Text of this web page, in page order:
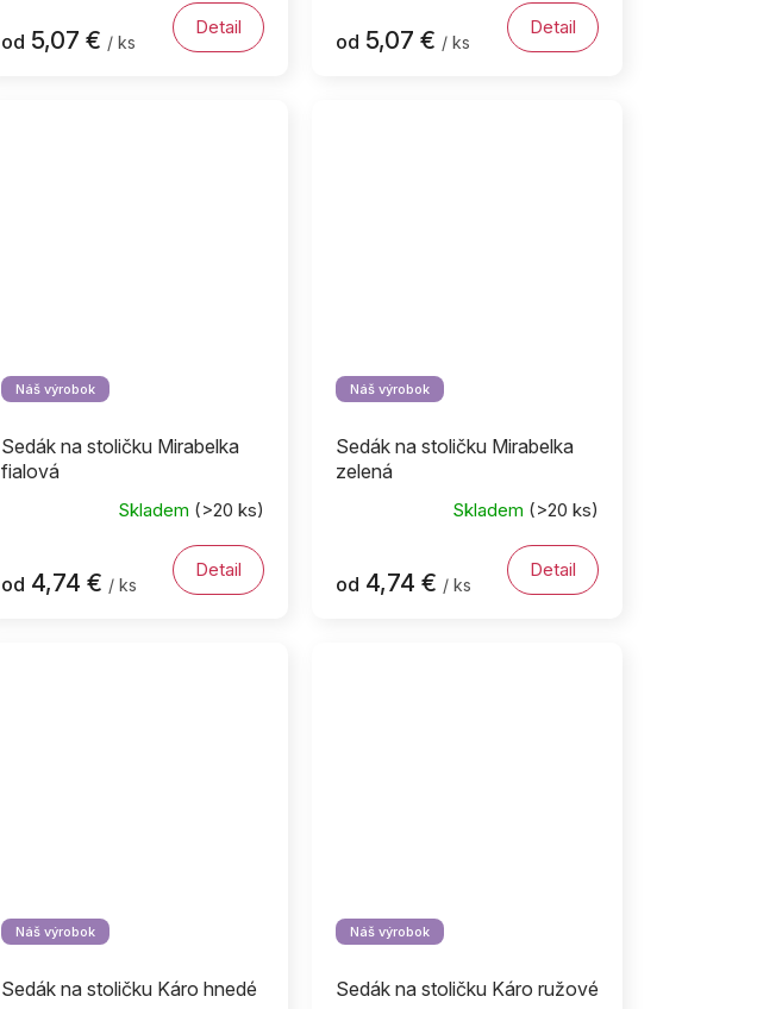
od 5,07 € / ks
Detail
od 5,07 € / ks
Detail
Náš výrobok
Sedák na stoličku Mirabelka
fialová
Skladem (>20 ks)
od 4,74 € / ks
Detail
Náš výrobok
Sedák na stoličku Mirabelka
zelená
Skladem (>20 ks)
od 4,74 € / ks
Detail
Náš výrobok
Sedák na stoličku Káro hnedé
Náš výrobok
Sedák na stoličku Káro ružové